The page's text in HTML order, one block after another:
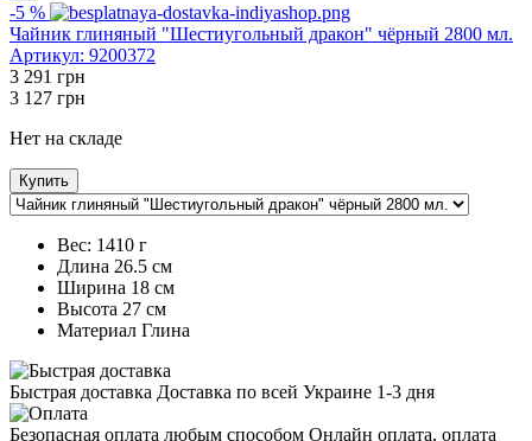
-5 %
Чайник глиняный "Шестиугольный дракон" чёрный 2800 мл.
Артикул: 9200372
3 291 грн
3 127 грн
Нет на складе
Купить
Вес: 1410 г
Длина 26.5 см
Ширина 18 см
Высота 27 см
Maтериал Глина
Быстрая доставка Доставка по всей Украине 1-3 дня
Безопасная оплата любым способом Онлайн оплата, оплата